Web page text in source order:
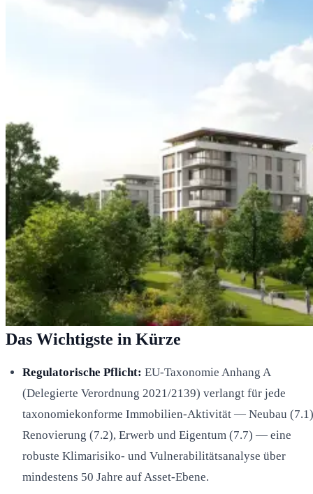
Das Wichtigste in Kürze
Regulatorische Pflicht: EU-Taxonomie Anhang A
(Delegierte Verordnung 2021/2139) verlangt für jede
taxonomiekonforme Immobilien-Aktivität — Neubau
Renovierung (7.2), Erwerb und Eigentum (7.7) — eine
robuste Klimarisiko- und Vulnerabilitätsanalyse über
mindestens 50 Jahre auf Asset-Ebene.